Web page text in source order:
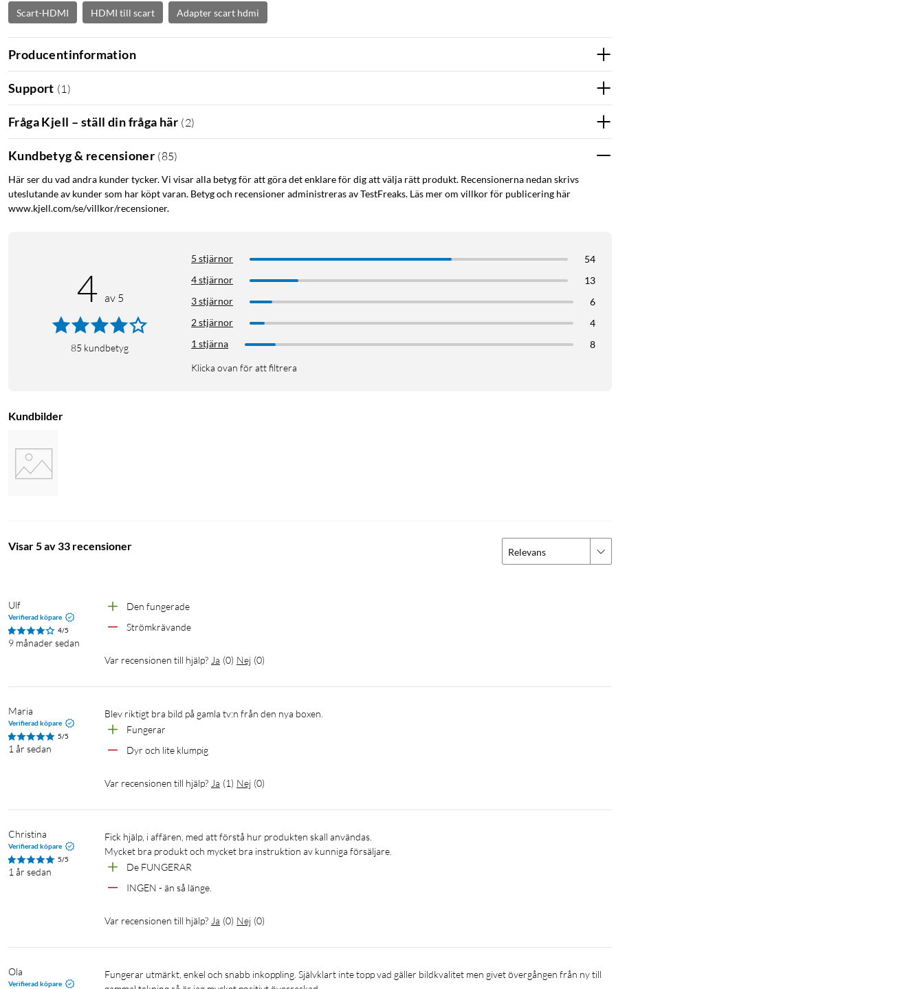
Scart-HDMI HDMI till scart Adapter scart hdmi
Producentinformation
Support (1 )
Fråga Kjell – ställ din fråga här (2)
Kundbetyg & recensioner (85)
Här ser du vad andra kunder tycker. Vi visar alla betyg för att göra det enklare för dig att välja rätt produkt. Recensionerna nedan skrivs
uteslutande av kunder som har köpt varan. Betyg och recensioner administreras av TestFreaks. Läs mer om villkor för publicering här
www.kjell.com/se/villkor/recensioner.
4 av 5
85 kundbetyg
5 stjärnor
54
4 stjärnor
13
3 stjärnor
6
2 stjärnor
4
1 stjärna
8
Klicka ovan för att filtrera
Kundbilder
Visar 5 av 33 recensioner Relevans
Ulf
Verifierad köpare
4/5
9 månader sedan
Den fungerade
Strömkrävande
Var recensionen till hjälp? Ja (0) Nej (0)
Maria
Verifierad köpare
5/5
1 år sedan
Blev riktigt bra bild på gamla tv:n från den nya boxen.
Fungerar
Dyr och lite klumpig
Var recensionen till hjälp? Ja (1) Nej (0)
Christina
Verifierad köpare
5/5
1 år sedan
Fick hjälp, i affären, med att förstå hur produkten skall användas.
Mycket bra produkt och mycket bra instruktion av kunniga försäljare.
De FUNGERAR
INGEN - än så länge.
Var recensionen till hjälp? Ja (0) Nej (0)
Ola
Verifierad köpare
Fungerar utmärkt, enkel och snabb inkoppling. Självklart inte topp vad gäller bildkvalitet men givet övergången från ny till